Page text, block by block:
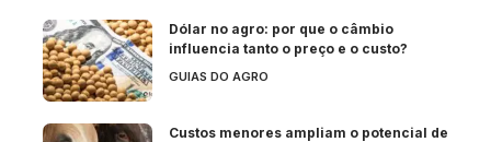
Dólar no agro: por que o câmbio
influencia tanto o preço e o custo?
GUIAS DO AGRO
Custos menores ampliam o potencial de